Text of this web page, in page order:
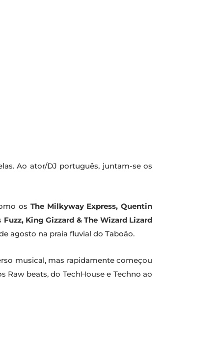
Ao ator/DJ português, juntam-se os
os The Milkyway Express, Quentin
Fuzz, King Gizzard & The Wizard Lizard
agosto na praia fluvial do Taboão.
musical, mas rapidamente começou
beats, do TechHouse e Techno ao